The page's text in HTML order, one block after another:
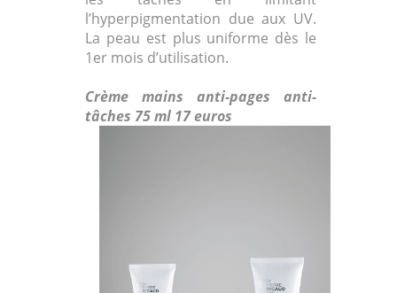
l’hyperpigmentation due aux UV.
La peau est plus uniforme dès le
1er mois d’utilisation.
Crème mains anti-pages anti-
tâches 75 ml 17 euros